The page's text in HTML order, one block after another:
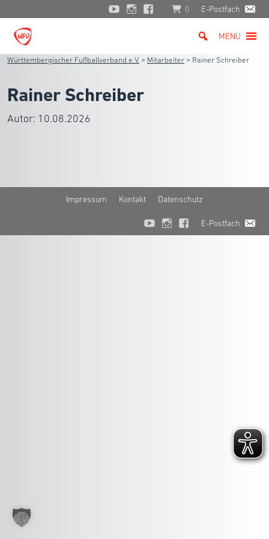
0 E-Postfach
MENU
Württembergischer Fußballverband e.V. > Mitarbeiter > Rainer Schreiber
Rainer Schreiber
Autor: 10.08.2026
Impressum Kontakt Datenschutz
E-Postfach